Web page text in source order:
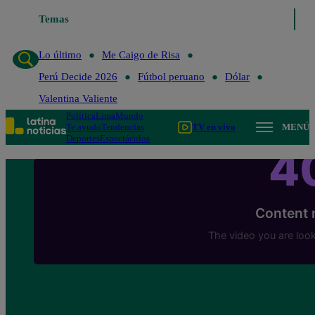
Temas
Lo último
Me Caigo de Risa
Perú Decide 2026
Fútbol peruano
Dólar
Valentina Valiente
PolíticaLimaMundo
Te ayudoTendencias
DeportesEspectáculos
TV en vivo MENÚ